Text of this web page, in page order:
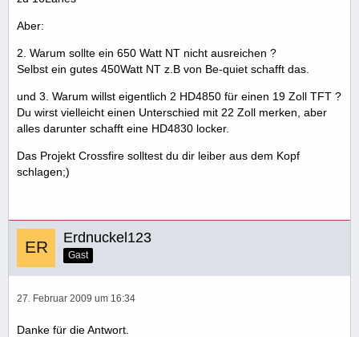
Aber:
2. Warum sollte ein 650 Watt NT nicht ausreichen ?
Selbst ein gutes 450Watt NT z.B von Be-quiet schafft das.
und 3. Warum willst eigentlich 2 HD4850 für einen 19 Zoll TFT ?
Du wirst vielleicht einen Unterschied mit 22 Zoll merken, aber
alles darunter schafft eine HD4830 locker.
Das Projekt Crossfire solltest du dir leiber aus dem Kopf
schlagen;)
Erdnuckel123
Gast
27. Februar 2009 um 16:34
Danke für die Antwort.